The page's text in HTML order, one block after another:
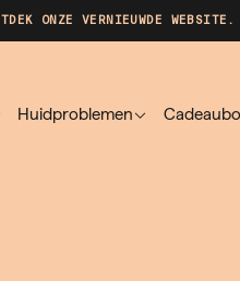
ONZE VERNIEUWDE WEBSITE.
Huidproblemen